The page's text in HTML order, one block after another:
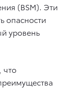
(BSM). Эти
опасности
уровень
что